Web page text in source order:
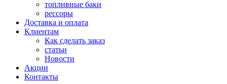
топливные баки
рессоры
Доставка и оплата
Клиентам
Как сделать заказ
статьи
Новости
Акции
Контакты